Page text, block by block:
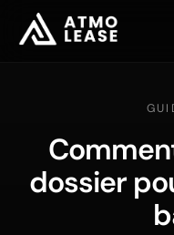
dossier